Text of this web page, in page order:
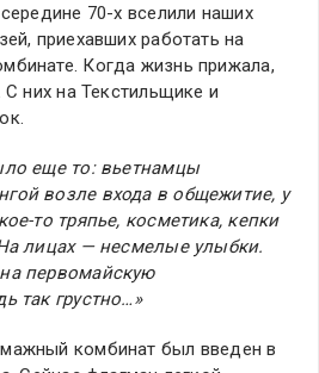
70-х вселили наших
приехавших работать на
Когда жизнь прижала,
С них на Текстильщике и
еще то: вьетнамцы
возле входа в общежитие, у
то тряпье, косметика, кепки
лицах — несмелые улыбки.
первомайскую
так грустно…»
комбинат был введен в